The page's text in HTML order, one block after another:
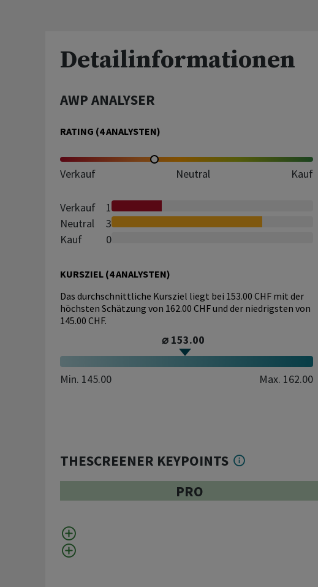
Detailinformationen
AWP ANALYSER
RATING (4ANALYSTEN)
Verkauf Neutral Kauf
Verkauf
1
Neutral
3
Kauf
0
KURSZIEL (4ANALYSTEN)
Das durchschnittliche Kursziel liegt bei 153.00 CHF mit der
höchsten Schätzung von 162.00 CHF und der niedrigsten von
145.00 CHF.
⌀ 153.00
Min. 145.00 Max. 162.00
THESCREENER KEYPOINTS
PRO